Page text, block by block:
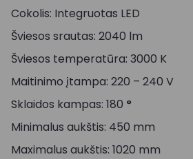
Cokolis: Integruotas LED
Šviesos srautas: 2040 lm
Šviesos temperatūra: 3000 K
Maitinimo įtampa: 220 – 240 V
Sklaidos kampas: 180 °
Minimalus aukštis: 450 mm
Maximalus aukštis: 1020 mm